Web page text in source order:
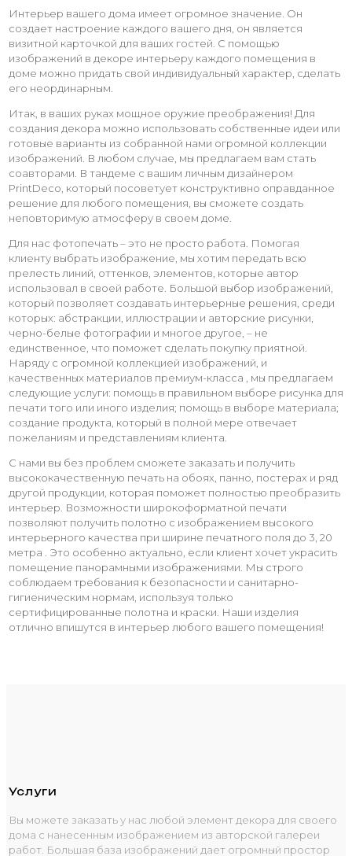
Интерьер вашего дома имеет огромное значение. Он
создает настроение каждого вашего дня, он является
визитной карточкой для ваших гостей. С помощью
изображений в декоре интерьеру каждого помещения в
доме можно придать свой индивидуальный характер, сделать
его неординарным.
Итак, в ваших руках мощное оружие преображения! Для
создания декора можно использовать собственные идеи или
готовые варианты из собранной нами огромной коллекции
изображений. В любом случае, мы предлагаем вам стать
соавторами. В тандеме с вашим личным дизайнером
PrintDeco, который посоветует конструктивно оправданное
решение для любого помещения, вы сможете создать
неповторимую атмосферу в своем доме.
Для нас фотопечать – это не просто работа. Помогая
клиенту выбрать изображение, мы хотим передать всю
прелесть линий, оттенков, элементов, которые автор
использовал в своей работе. Большой выбор изображений,
который позволяет создавать интерьерные решения, среди
которых: абстракции, иллюстрации и авторские рисунки,
черно-белые фотографии и многое другое, – не
единственное, что поможет сделать покупку приятной.
Наряду с огромной коллекцией изображений, и
качественных материалов премиум-класса , мы предлагаем
следующие услуги: помощь в правильном выборе рисунка для
печати того или иного изделия; помощь в выборе материала;
создание продукта, который в полной мере отвечает
пожеланиям и представлениям клиента.
С нами вы без проблем сможете заказать и получить
высококачественную печать на обоях, панно, постерах и ряд
другой продукции, которая поможет полностью преобразить
интерьер. Возможности широкоформатной печати
позволяют получить полотно с изображением высокого
интерьерного качества при ширине печатного поля до 3, 20
метра . Это особенно актуально, если клиент хочет украсить
помещение панорамными изображениями. Мы строго
соблюдаем требования к безопасности и санитарно-
гигиеническим нормам, используя только
сертифицированные полотна и краски. Наши изделия
отлично впишутся в интерьер любого вашего помещения!
Услуги
Вы можете заказать у нас любой элемент декора для своего
дома с нанесенным изображением из авторской галереи
работ. Большая база изображений дает огромный простор